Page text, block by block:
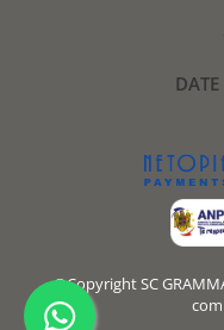
©Copyright SC